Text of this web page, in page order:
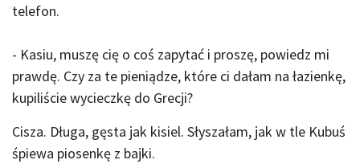
telefon.
- Kasiu, muszę cię o coś zapytać i proszę, powiedz mi
prawdę. Czy za te pieniądze, które ci dałam na łazienkę,
kupiliście wycieczkę do Grecji?
Cisza. Długa, gęsta jak kisiel. Słyszałam, jak w tle Kubuś
śpiewa piosenkę z bajki.